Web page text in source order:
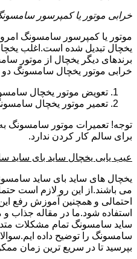
خرابی موتور یا کمپرسور
موتور یا کمپرسور سامسونگ
یخچال تبدیل شده است.اغلب
برندهای دیگر یخچال از موتور
خرابی موتور یخچال سامسونگ دو
تعویض موتور یخچال
تعمیر موتور یخچال
توجه! تعمیرات موتور سامسونگ
برای سالم کار کردن ندارد.
عیب یابی یخچال ساید بای ساید
یخچال های ساید بای ساید
می باشند.از این رو لازم است
احتمالی و همچنین آموزش رفع
استفاده شود.ما در مقاله جذاب
ساید سامسونگ تمام مشکلات
سامسونگ را توضیح داده
بپرسید تا در سریع ترین زمان